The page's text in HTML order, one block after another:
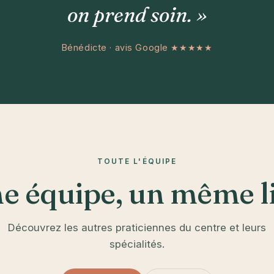
on prend soin. »
Bénédicte · avis Google ★★★★★
TOUTE L'ÉQUIPE
équipe, un même
Découvrez les autres praticiennes du centre et leurs
spécialités.